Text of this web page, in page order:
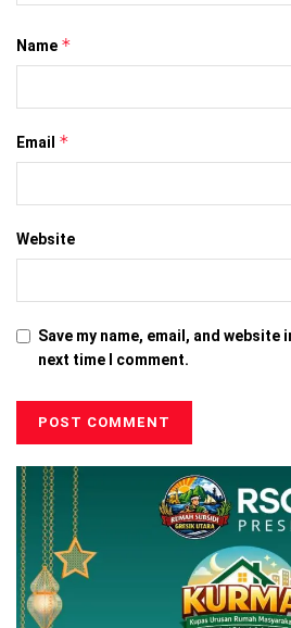
Name *
Email *
Website
Save my name, email, and
next time I comment.